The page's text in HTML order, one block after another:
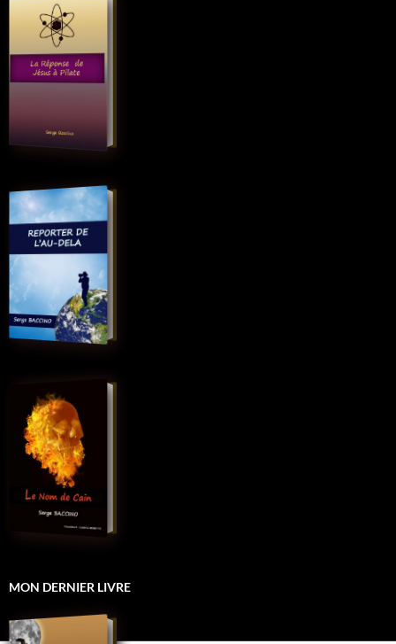
MON DERNIER LIVRE